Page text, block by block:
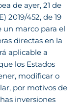
de ayer, 21 de
2019/452, de 19
un marco para el
directas en la
aplicable a
los Estados
modificar o
por motivos de
inversiones